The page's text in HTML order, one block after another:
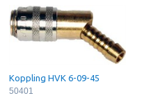
Koppling HVK 6-09-45
50401